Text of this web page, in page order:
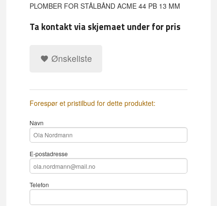
PLOMBER FOR STÅLBÅND ACME 44 PB 13 MM
Ta kontakt via skjemaet under for pris
Ønskeliste
Forespør et pristilbud for dette produktet:
Navn
E-postadresse
Telefon